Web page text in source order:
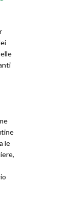
le